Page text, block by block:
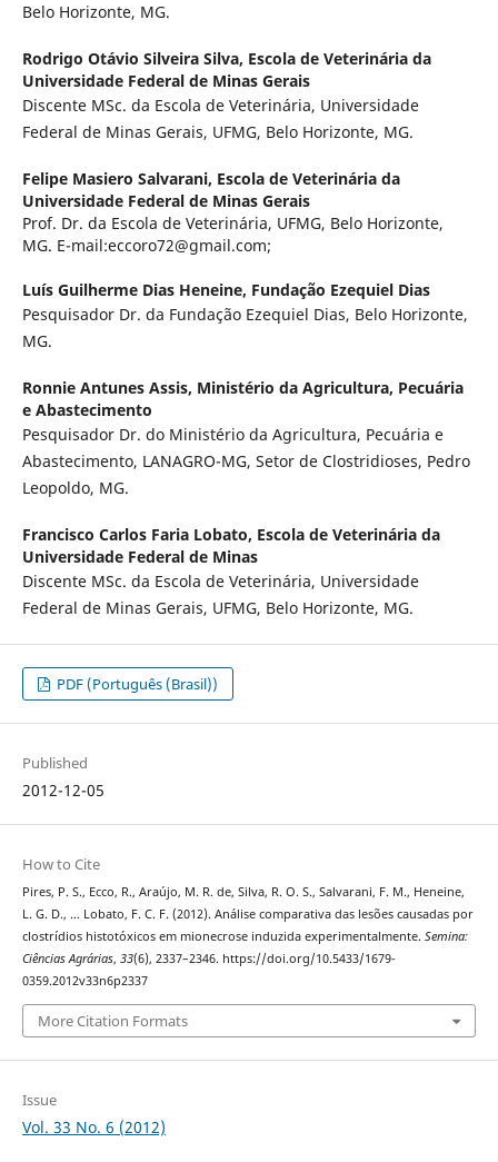
Belo Horizonte, MG.
Rodrigo Otávio Silveira Silva, Escola de Veterinária da
Universidade Federal de Minas Gerais
Discente MSc. da Escola de Veterinária, Universidade
Federal de Minas Gerais, UFMG, Belo Horizonte, MG.
Felipe Masiero Salvarani, Escola de Veterinária da
Universidade Federal de Minas Gerais
Prof. Dr. da Escola de Veterinária, UFMG, Belo Horizonte,
MG. E-mail:eccoro72@gmail.com;
Luís Guilherme Dias Heneine, Fundação Ezequiel Dias
Pesquisador Dr. da Fundação Ezequiel Dias, Belo Horizonte,
MG.
Ronnie Antunes Assis, Ministério da Agricultura, Pecuária
e Abastecimento
Pesquisador Dr. do Ministério da Agricultura, Pecuária e
Abastecimento, LANAGRO-MG, Setor de Clostridioses, Pedro
Leopoldo, MG.
Francisco Carlos Faria Lobato, Escola de Veterinária da
Universidade Federal de Minas
Discente MSc. da Escola de Veterinária, Universidade
Federal de Minas Gerais, UFMG, Belo Horizonte, MG.
PDF (Português (Brasil))
Published
2012-12-05
How to Cite
Pires, P. S., Ecco, R., Araújo, M. R. de, Silva, R. O. S., Salvarani, F. M., Heneine,
L. G. D., … Lobato, F. C. F. (2012). Análise comparativa das lesões causadas por
clostrídios histotóxicos em mionecrose induzida experimentalmente. Semina:
Ciências Agrárias, 33(6), 2337–2346. https://doi.org/10.5433/1679-
0359.2012v33n6p2337
More Citation Formats
Issue
Vol. 33 No. 6 (2012)